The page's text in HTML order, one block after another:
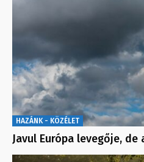
HAZÁNK - KÖZÉLET
Javul Európa levegője,